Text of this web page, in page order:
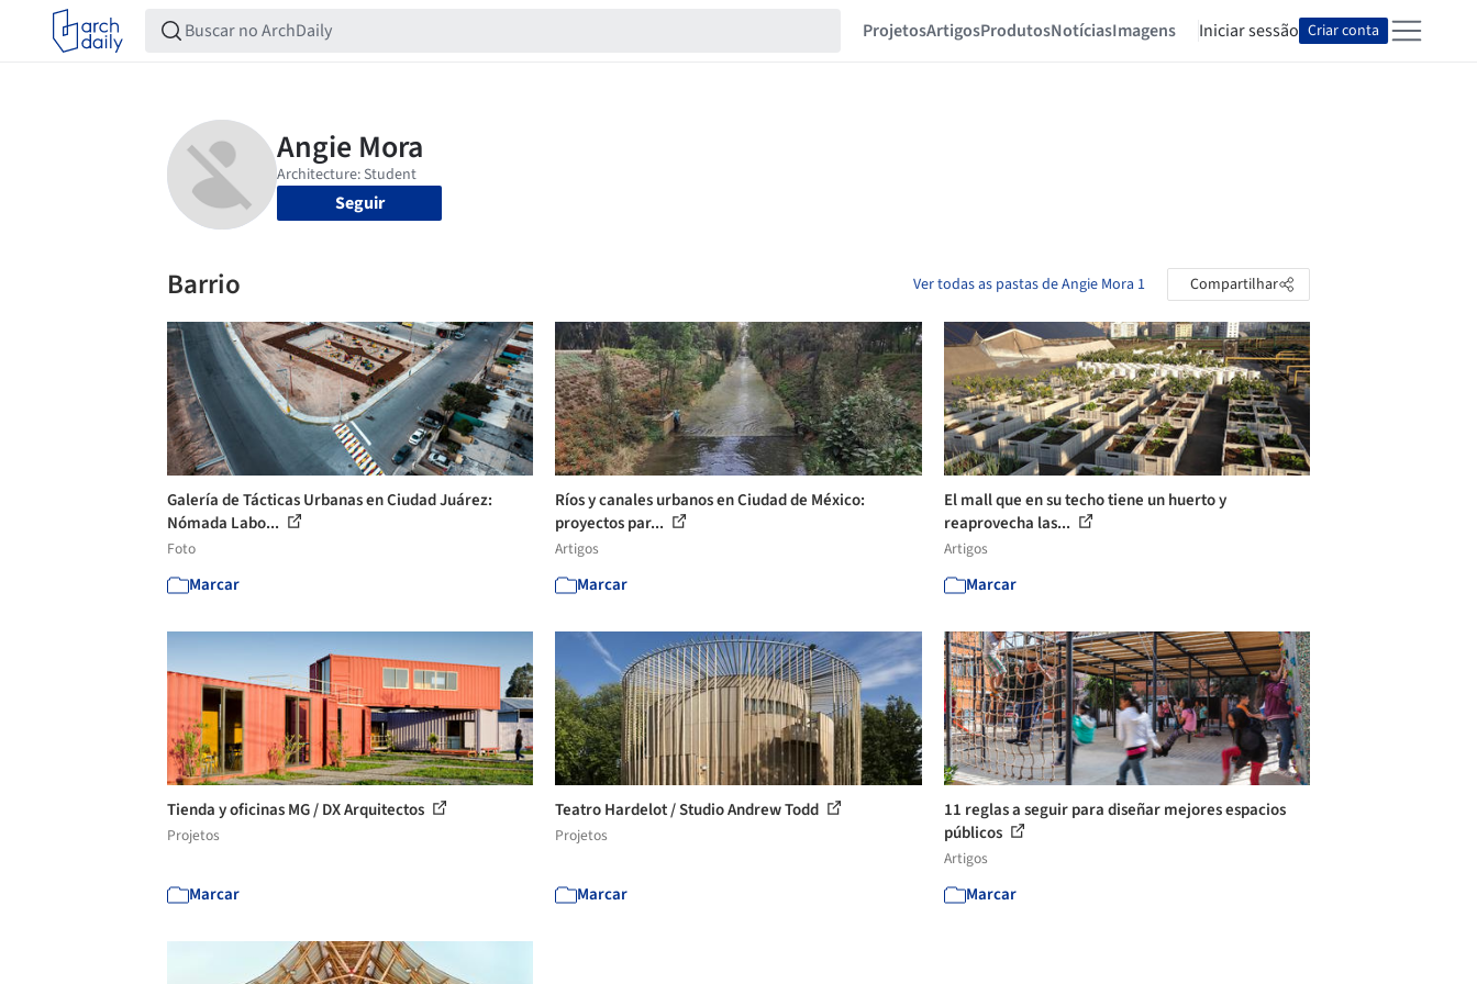
ProjetosArtigosProdutosNotíciasImagens Iniciar sessão Criar conta
Seguir
Barrio Ver todas as pastas de Angie Mora 1 Compartilhar
Galería de Tácticas Urbanas en Ciudad Juárez:
Nómada Labo...
Foto
Marcar
Ríos y canales urbanos en Ciudad de México:
proyectos par...
Artigos
Marcar
El mall que en su techo tiene un huerto y
reaprovecha las...
Artigos
Marcar
Tienda y oficinas MG / DX Arquitectos
Projetos
Marcar
Teatro Hardelot / Studio Andrew Todd
Projetos
Marcar
11 reglas a seguir para diseñar mejores espacios
públicos
Artigos
Marcar